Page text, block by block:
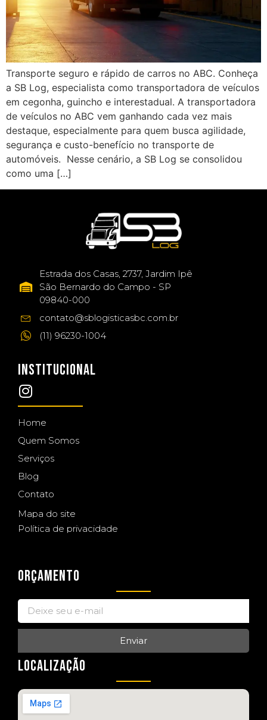
Transporte seguro e rápido de carros no ABC. Conheça
a SB Log, especialista como transportadora de veículos
em cegonha, guincho e interestadual. A transportadora
de veículos no ABC vem ganhando cada vez mais
destaque, especialmente para quem busca agilidade,
segurança e custo-benefício no transporte de
automóveis. Nesse cenário, a SB Log se consolidou
como uma […]
Estrada dos Casas, 2737, Jardim Ipê
São Bernardo do Campo - SP
09840-000
contato@sblogisticasbc.com.br
(11) 96230-1004
INSTITUCIONAL
Home
Quem Somos
Serviços
Blog
Contato
Mapa do site
Política de privacidade
ORÇAMENTO
Enviar
LOCALIZAÇÃO